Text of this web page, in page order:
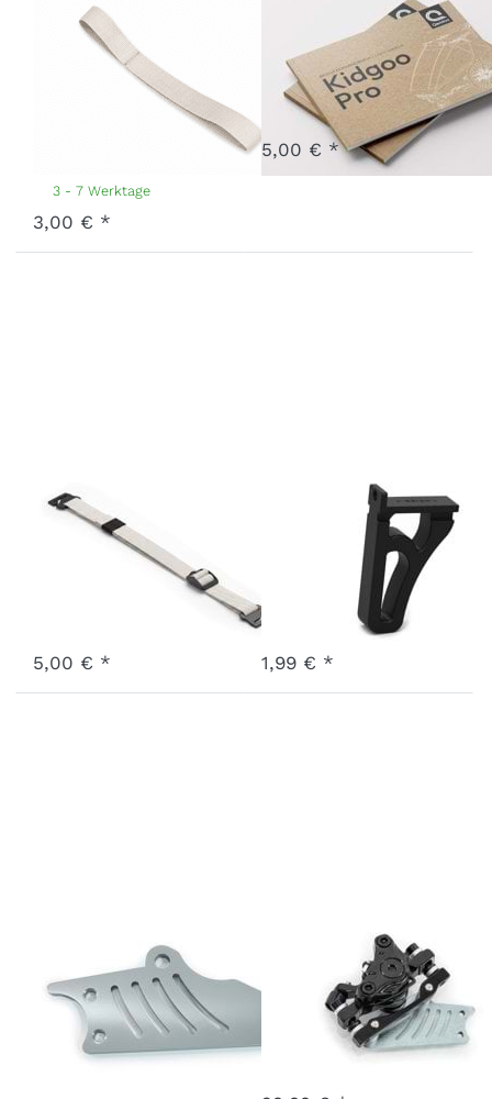
Handschlaufe
Kidgoo Pro
Barista Brown
/ White Sand
3 - 7 Werktage
3,00 € *
Handbuch
Kidgoo Pro
Art.-Nr.
P-MAKP-26
3 - 7 Werktage
5,00 € *
Zurrgurt
Kidgoo 1 White
5,00 € *
Nachrüstung
Bremse 2019
Y-NRASB-19
3 - 7 Werktage
1,99 € *
Platte für
Nachrüstung
Scheibenbremse
2019
Bremssattel
rechts
Z-BSR-KG